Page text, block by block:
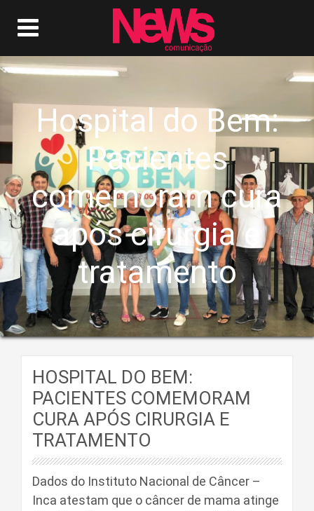
Hospital do Bem:
Pacientes
comemoram cura
após cirurgia e
tratamento
HOSPITAL DO BEM:
PACIENTES COMEMORAM
CURA APÓS CIRURGIA E
TRATAMENTO
Dados do Instituto Nacional de Câncer –
Inca atestam que o câncer de mama atinge